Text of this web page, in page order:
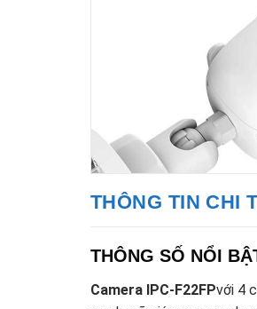
THÔNG TIN CHI
THÔNG SỐ NỔI
Camera IPC-F22FPvới 4